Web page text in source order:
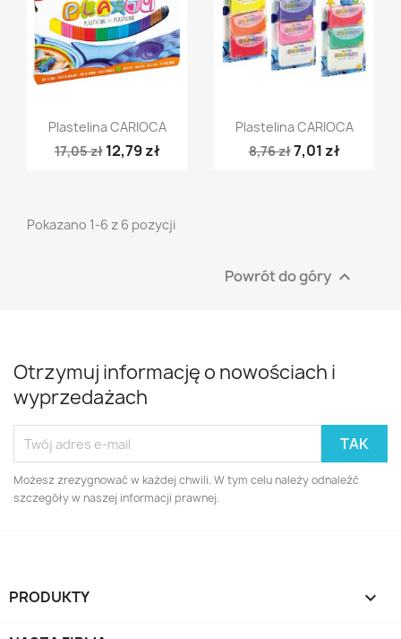
Szybki podgląd
Plastelina CARIOCA
17,05 zł 12,79 zł
Szybki podgląd
Plastelina CARIOCA
8,76 zł7,01 zł
Pokazano 1-6 z 6 pozycji
Powrót do góry 
Otrzymuj informację o nowościach i
wyprzedażach
Możesz zrezygnować w każdej chwili. W tym celu należy odnaleźć
szczegóły w naszej informacji prawnej.
PRODUKTY 